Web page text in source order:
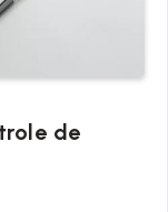
de